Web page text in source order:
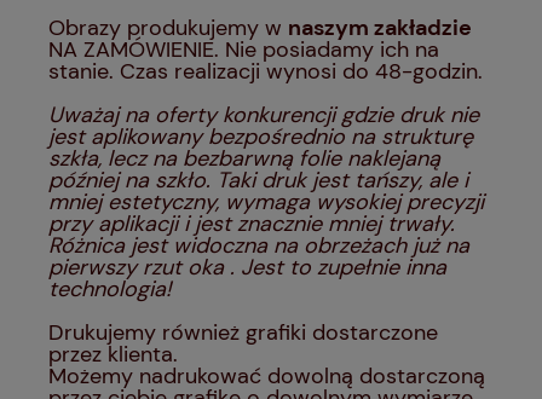
Obrazy produkujemy w naszym zakładzie
NA ZAMÓWIENIE. Nie posiadamy ich na
stanie. Czas realizacji wynosi do 48-godzin.
Uważaj na oferty konkurencji gdzie druk nie
jest aplikowany bezpośrednio na strukturę
szkła, lecz na bezbarwną folie naklejaną
później na szkło. Taki druk jest tańszy, ale i
mniej estetyczny, wymaga wysokiej precyzji
przy aplikacji i jest znacznie mniej trwały.
Różnica jest widoczna na obrzeżach już na
pierwszy rzut oka . Jest to zupełnie inna
technologia!
Drukujemy również grafiki dostarczone
przez klienta.
Możemy nadrukować dowolną dostarczoną